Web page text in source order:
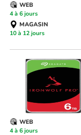
WEB
4 à 6 jours
MAGASIN
10 à 12 jours
WEB
4 à 6 jours